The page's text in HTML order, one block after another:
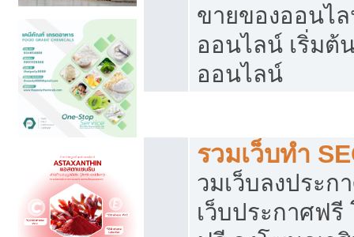
ขายของออนไ
ออนไลน์ เริ่มต้
ออนไลน์
รวมเว็บทำ
วมเว็บลงประก
เว็บประกาศฟ